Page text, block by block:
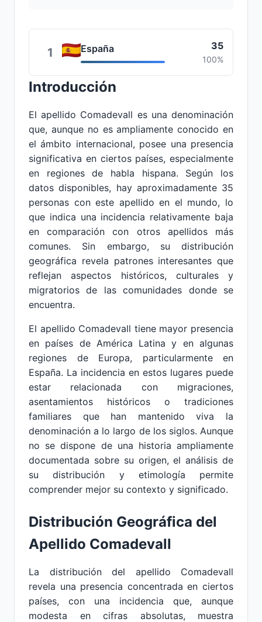
1 España 35
100%
Introducción
El apellido Comadevall es una denominación
que, aunque no es ampliamente conocido en
el ámbito internacional, posee una presencia
significativa en ciertos países, especialmente
en regiones de habla hispana. Según los
datos disponibles, hay aproximadamente 35
personas con este apellido en el mundo, lo
que indica una incidencia relativamente baja
en comparación con otros apellidos más
comunes. Sin embargo, su distribución
geográfica revela patrones interesantes que
reflejan aspectos históricos, culturales y
migratorios de las comunidades donde se
encuentra.
El apellido Comadevall tiene mayor presencia
en países de América Latina y en algunas
regiones de Europa, particularmente en
España. La incidencia en estos lugares puede
estar relacionada con migraciones,
asentamientos históricos o tradiciones
familiares que han mantenido viva la
denominación a lo largo de los siglos. Aunque
no se dispone de una historia ampliamente
documentada sobre su origen, el análisis de
su distribución y etimología permite
comprender mejor su contexto y significado.
Distribución Geográfica del
Apellido Comadevall
La distribución del apellido Comadevall
revela una presencia concentrada en ciertos
países, con una incidencia que, aunque
modesta en cifras absolutas, muestra